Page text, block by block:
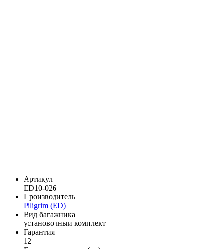
Артикул
ED10-026
Производитель
Piligrim (ED)
Вид багажника
установочный комплект
Гарантия
12